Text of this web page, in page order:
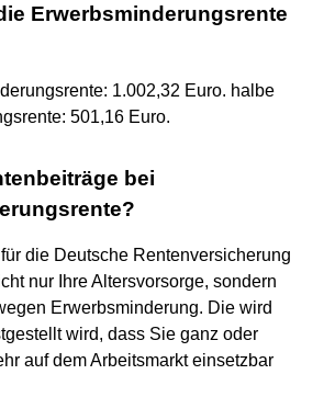
Erwerbsminderungsrente
1.002,32 Euro. halbe
501,16 Euro.
bei
die Deutsche Rentenversicherung
nur Ihre Altersvorsorge, sondern
Erwerbsminderung. Die wird
wird, dass Sie ganz oder
auf dem Arbeitsmarkt einsetzbar